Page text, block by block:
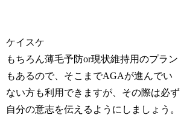
ケイスケ
もちろん薄毛予防or現状維持用のプラン
もあるので、そこまでAGAが進んでい
ない方も利用できますが、その際は必ず
自分の意志を伝えるようにしましょう。